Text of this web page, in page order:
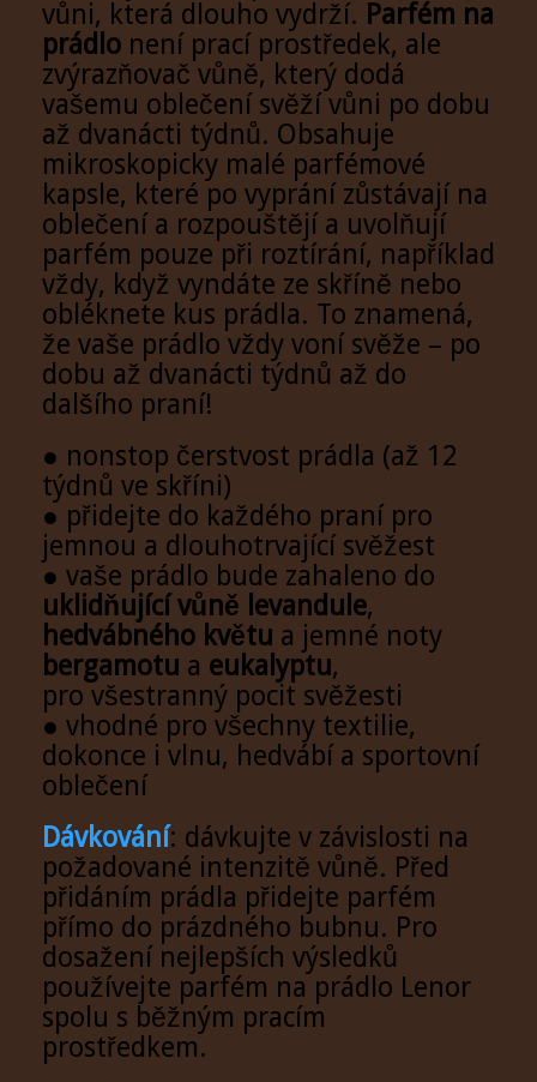
vůni, která dlouho vydrží. Parfém na
prádlo není prací prostředek, ale
zvýrazňovač vůně, který dodá
vašemu oblečení svěží vůni po dobu
až dvanácti týdnů. Obsahuje
mikroskopicky malé parfémové
kapsle, které po vyprání zůstávají na
oblečení a rozpouštějí a uvolňují
parfém pouze při roztírání, například
vždy, když vyndáte ze skříně nebo
obléknete kus prádla. To znamená,
že vaše prádlo vždy voní svěže – po
dobu až dvanácti týdnů až do
dalšího praní!
● nonstop čerstvost prádla (až 12
týdnů ve skříni)
● přidejte do každého praní pro
jemnou a dlouhotrvající svěžest
● vaše prádlo bude zahaleno do
uklidňující vůně levandule,
hedvábného květu a jemné noty
bergamotu a eukalyptu,
pro všestranný pocit svěžesti
● vhodné pro všechny textilie,
dokonce i vlnu, hedvábí a sportovní
oblečení
Dávkování: dávkujte v závislosti na
požadované intenzitě vůně. Před
přidáním prádla přidejte parfém
přímo do prázdného bubnu. Pro
dosažení nejlepších výsledků
používejte parfém na prádlo Lenor
spolu s běžným pracím
prostředkem.